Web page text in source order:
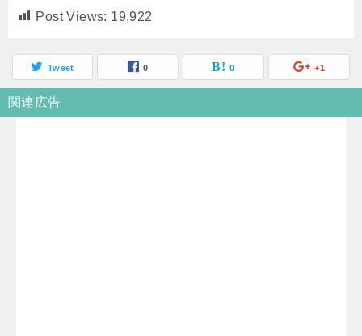
Post Views: 19,922
Tweet 0 0 +1
関連広告